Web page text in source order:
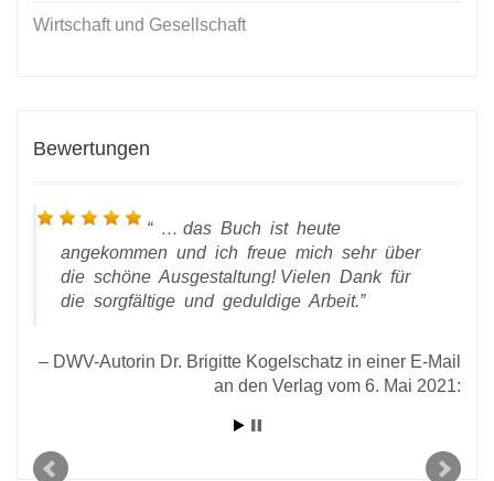
Wirtschaft und Gesellschaft
Bewertungen
… das Buch ist heute
angekommen und ich freue mich sehr über
die schöne Ausgestaltung! Vielen Dank für
die sorgfältige und geduldige Arbeit.
DWV-Autorin Dr. Brigitte Kogelschatz in einer E-Mail
an den Verlag vom 6. Mai 2021: